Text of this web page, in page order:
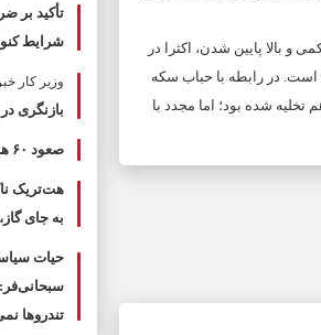
و بالا پایین شدن، اکثرا در
است. در رابطه با حباب سکه
منتهی به ۲۸ مرداد) با کاهش قیمت همراه بود و تا یک میلیون و ۱۰۰ هزار تومان هم تخلیه شده بود؛ اما مجدد با
تأکید بر
شرایط
وزیر کار
بازنگری
صعود ۶۰ هزار واحدی شاخص بورس
هت‌تریک
به جای
حیات
تندروها